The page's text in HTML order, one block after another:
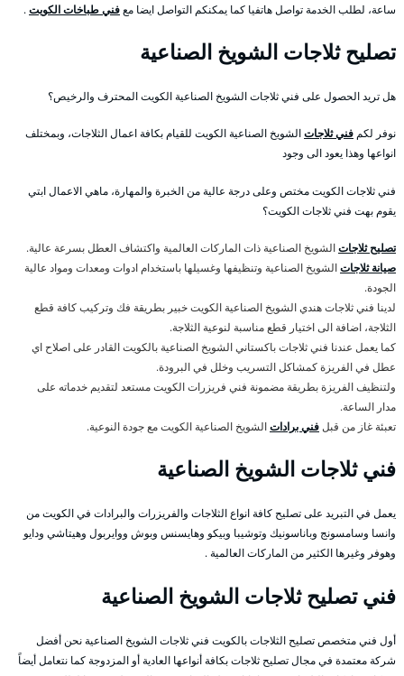
ساعة، لطلب الخدمة تواصل هاتفيا كما يمكنكم التواصل ايضا معفني طباخات الكويت.
تصليح ثلاجات الشويخ الصناعية
هل تريد الحصول على فني ثلاجات الشويخ الصناعية الكويت المحترف والرخيص؟
نوفر لكم فني ثلاجاتالشويخ الصناعية الكويت للقيام بكافة اعمال الثلاجات، وبمختلف
انواعها وهذا يعود الى وجود
فني ثلاجات الكويت مختص وعلى درجة عالية من الخبرة والمهارة، ماهي الاعمال ابتي
يقوم بهت فني ثلاجات الكويت؟
تصليح ثلاجاتالشويخ الصناعية ذات الماركات العالمية واكتشاف العطل بسرعة عالية.
صيانة ثلاجاتالشويخ الصناعية وتنظيفها وغسيلها باستخدام ادوات ومعدات ومواد عالية
الجودة.
لدينا فني ثلاجات هندي الشويخ الصناعية الكويت خبير بطريقة فك وتركيب كافة قطع
الثلاجة، اضافة الى اختيار قطع مناسبة لنوعية الثلاجة.
كما يعمل عندنا فني ثلاجات باكستاني الشويخ الصناعية بالكويت القادر على اصلاح اي
عطل في الفريزة كمشاكل التسريب وخلل في البرودة.
ولتنظيف الفريزة بطريقة مضمونة فني فريزرات الكويت مستعد لتقديم خدماته على
مدار الساعة.
تعبئة غاز من قبلفني براداتالشويخ الصناعية الكويت مع جودة النوعية.
فني ثلاجات الشويخ الصناعية
يعمل في التبريد على تصليح كافة انواع الثلاجات والفريزرات والبرادات في الكويت من
وانسا وسامسونج وباناسونيك وتوشيبا وبيكو وهايسنس وبوش ووايربول وهيتاشي ودايو
وهوفر وغيرها الكثير من الماركات العالمية .
فني تصليح ثلاجات الشويخ الصناعية
أول فني متخصص تصليح الثلاجات بالكويت فني ثلاجات الشويخ الصناعية نحن أفضل
شركة معتمدة في مجال تصليح ثلاجات بكافة أنواعها العادية أو المزدوجة كما نتعامل أيضاً